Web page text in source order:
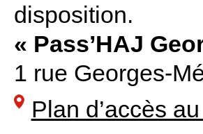
disposition.
« Pass’HAJ
1 rue Georges-
Plan d’accès